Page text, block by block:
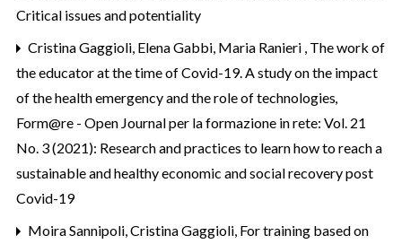
Critical issues and potentiality
Cristina Gaggioli, Elena Gabbi, Maria Ranieri , The work of
the educator at the time of Covid-19. A study on the impact
of the health emergency and the role of technologies,
Form@re - Open Journal per la formazione in rete: Vol. 21
No. 3 (2021): Research and practices to learn how to reach a
sustainable and healthy economic and social recovery post
Covid-19
Moira Sannipoli, Cristina Gaggioli, For training based on